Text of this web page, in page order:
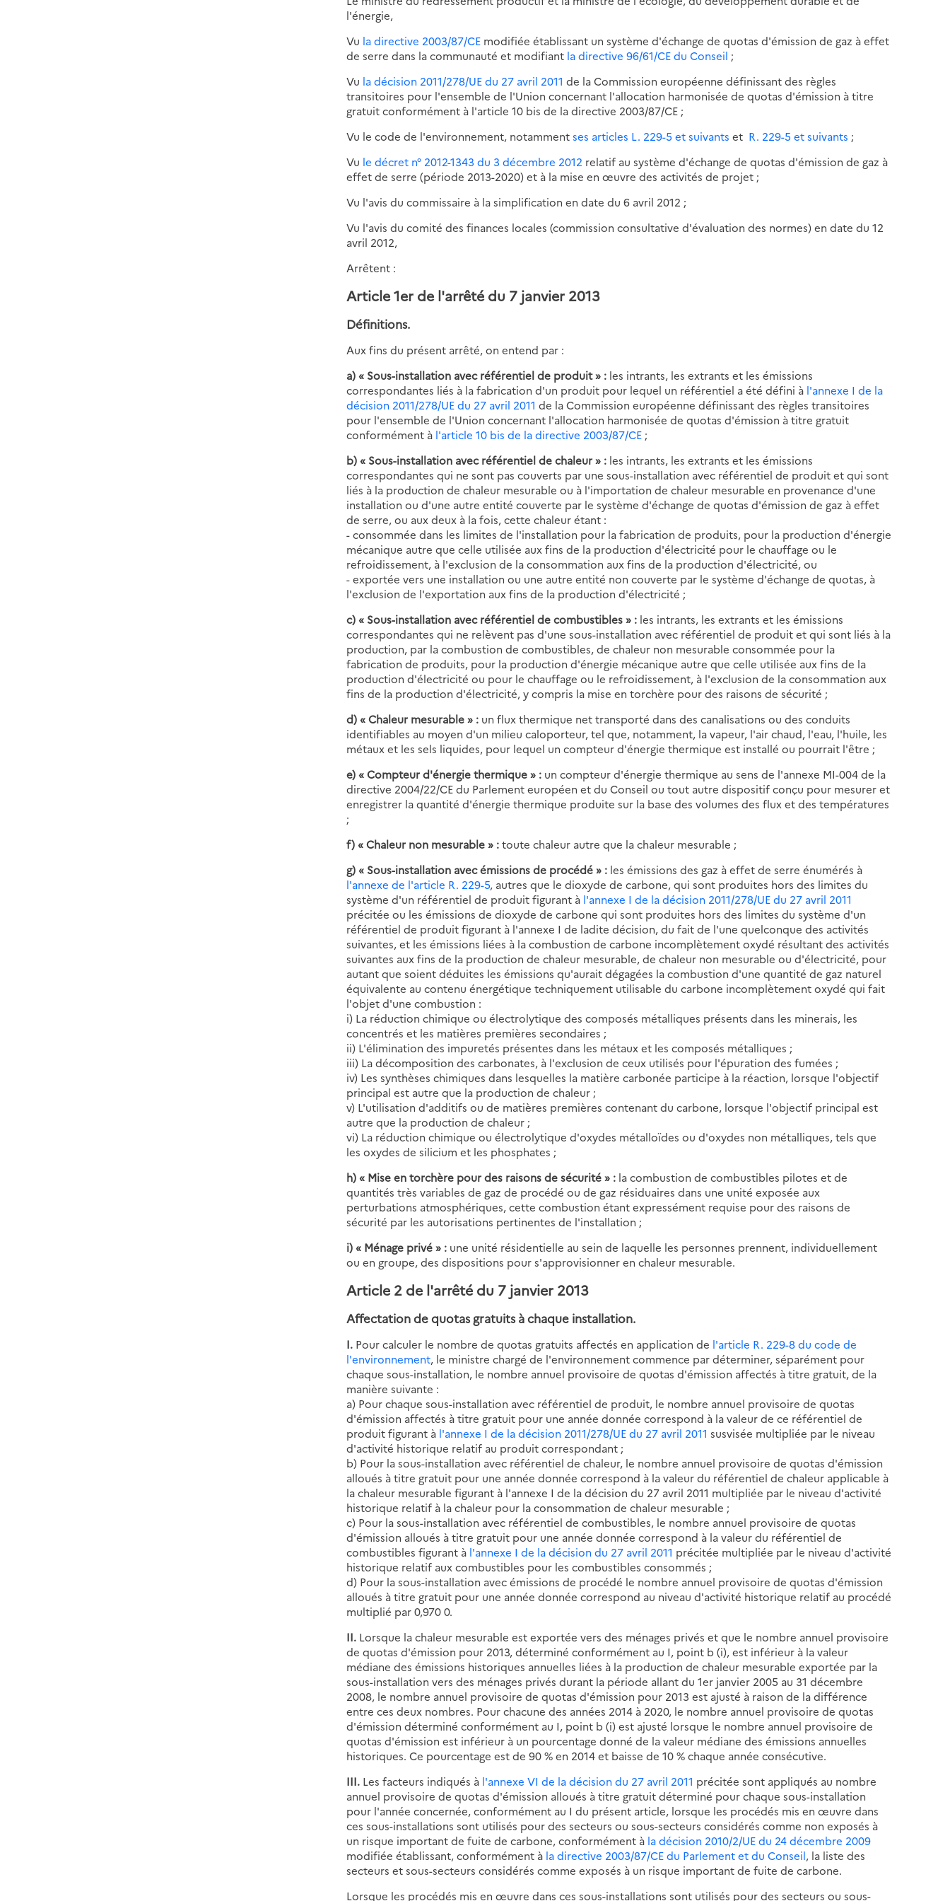
l'énergie,
Vu la directive 2003/87/CE modifiée établissant un système d'échange de quotas d'émission de gaz à effet
de serre dans la communauté et modifiant la directive 96/61/CE du Conseil ;
Vu la décision 2011/278/UE du 27 avril 2011 de la Commission européenne définissant des règles
transitoires pour l'ensemble de l'Union concernant l'allocation harmonisée de quotas d'émission à titre
gratuit conformément à l'article 10 bis de la directive 2003/87/CE ;
Vu le code de l'environnement, notammentses articles L. 229-5 et suivants et R. 229-5 et suivants ;
Vu le décret n° 2012-1343 du 3 décembre 2012 relatif au système d'échange de quotas d'émission de gaz à
effet de serre (période 2013-2020) et à la mise en œuvre des activités de projet ;
Vu l'avis du commissaire à la simplification en date du 6 avril 2012 ;
Vu l'avis du comité des finances locales (commission consultative d'évaluation des normes) en date du 12
avril 2012,
Arrêtent :
Article 1er de l'arrêté du 7 janvier 2013
Définitions.
Aux fins du présent arrêté, on entend par :
a) « Sous-installation avec référentiel de produit » : les intrants, les extrants et les émissions
correspondantes liés à la fabrication d'un produit pour lequel un référentiel a été défini à l'annexe I de la
décision 2011/278/UE du 27 avril 2011 de la Commission européenne définissant des règles transitoires
pour l'ensemble de l'Union concernant l'allocation harmonisée de quotas d'émission à titre gratuit
conformément à l'article 10 bis de la directive 2003/87/CE ;
b) « Sous-installation avec référentiel de chaleur » : les intrants, les extrants et les émissions
correspondantes qui ne sont pas couverts par une sous-installation avec référentiel de produit et qui sont
liés à la production de chaleur mesurable ou à l'importation de chaleur mesurable en provenance d'une
installation ou d'une autre entité couverte par le système d'échange de quotas d'émission de gaz à effet
de serre, ou aux deux à la fois, cette chaleur étant :
- consommée dans les limites de l'installation pour la fabrication de produits, pour la production d'énergie
mécanique autre que celle utilisée aux fins de la production d'électricité pour le chauffage ou le
refroidissement, à l'exclusion de la consommation aux fins de la production d'électricité, ou
- exportée vers une installation ou une autre entité non couverte par le système d'échange de quotas, à
l'exclusion de l'exportation aux fins de la production d'électricité ;
c) « Sous-installation avec référentiel de combustibles » : les intrants, les extrants et les émissions
correspondantes qui ne relèvent pas d'une sous-installation avec référentiel de produit et qui sont liés à la
production, par la combustion de combustibles, de chaleur non mesurable consommée pour la
fabrication de produits, pour la production d'énergie mécanique autre que celle utilisée aux fins de la
production d'électricité ou pour le chauffage ou le refroidissement, à l'exclusion de la consommation aux
fins de la production d'électricité, y compris la mise en torchère pour des raisons de sécurité ;
d) « Chaleur mesurable » : un flux thermique net transporté dans des canalisations ou des conduits
identifiables au moyen d'un milieu caloporteur, tel que, notamment, la vapeur, l'air chaud, l'eau, l'huile, les
métaux et les sels liquides, pour lequel un compteur d'énergie thermique est installé ou pourrait l'être ;
e) « Compteur d'énergie thermique » : un compteur d'énergie thermique au sens de l'annexe MI-004 de la
directive 2004/22/CE du Parlement européen et du Conseil ou tout autre dispositif conçu pour mesurer et
enregistrer la quantité d'énergie thermique produite sur la base des volumes des flux et des températures
;
f) « Chaleur non mesurable » :toute chaleur autre que la chaleur mesurable ;
g) « Sous-installation avec émissions de procédé » : les émissions des gaz à effet de serre énumérés à
l'annexe de l'article R. 229-5, autres que le dioxyde de carbone, qui sont produites hors des limites du
système d'un référentiel de produit figurant à l'annexe I de la décision 2011/278/UE du 27 avril 2011
précitée ou les émissions de dioxyde de carbone qui sont produites hors des limites du système d'un
référentiel de produit figurant à l'annexe I de ladite décision, du fait de l'une quelconque des activités
suivantes, et les émissions liées à la combustion de carbone incomplètement oxydé résultant des activités
suivantes aux fins de la production de chaleur mesurable, de chaleur non mesurable ou d'électricité, pour
autant que soient déduites les émissions qu'aurait dégagées la combustion d'une quantité de gaz naturel
équivalente au contenu énergétique techniquement utilisable du carbone incomplètement oxydé qui fait
l'objet d'une combustion :
i) La réduction chimique ou électrolytique des composés métalliques présents dans les minerais, les
concentrés et les matières premières secondaires ;
ii) L'élimination des impuretés présentes dans les métaux et les composés métalliques ;
iii) La décomposition des carbonates, à l'exclusion de ceux utilisés pour l'épuration des fumées ;
iv) Les synthèses chimiques dans lesquelles la matière carbonée participe à la réaction, lorsque l'objectif
principal est autre que la production de chaleur ;
v) L'utilisation d'additifs ou de matières premières contenant du carbone, lorsque l'objectif principal est
autre que la production de chaleur ;
vi) La réduction chimique ou électrolytique d'oxydes métalloïdes ou d'oxydes non métalliques, tels que
les oxydes de silicium et les phosphates ;
h) « Mise en torchère pour des raisons de sécurité » : la combustion de combustibles pilotes et de
quantités très variables de gaz de procédé ou de gaz résiduaires dans une unité exposée aux
perturbations atmosphériques, cette combustion étant expressément requise pour des raisons de
sécurité par les autorisations pertinentes de l'installation ;
i) « Ménage privé » : une unité résidentielle au sein de laquelle les personnes prennent, individuellement
ou en groupe, des dispositions pour s'approvisionner en chaleur mesurable.
Article 2 de l'arrêté du 7 janvier 2013
Affectation de quotas gratuits à chaque installation.
I. Pour calculer le nombre de quotas gratuits affectés en application de l'article R. 229-8 du code de
l'environnement, le ministre chargé de l'environnement commence par déterminer, séparément pour
chaque sous-installation, le nombre annuel provisoire de quotas d'émission affectés à titre gratuit, de la
manière suivante :
a) Pour chaque sous-installation avec référentiel de produit, le nombre annuel provisoire de quotas
d'émission affectés à titre gratuit pour une année donnée correspond à la valeur de ce référentiel de
produit figurant à l'annexe I de la décision 2011/278/UE du 27 avril 2011 susvisée multipliée par le niveau
d'activité historique relatif au produit correspondant ;
b) Pour la sous-installation avec référentiel de chaleur, le nombre annuel provisoire de quotas d'émission
alloués à titre gratuit pour une année donnée correspond à la valeur du référentiel de chaleur applicable à
la chaleur mesurable figurant à l'annexe I de la décision du 27 avril 2011 multipliée par le niveau d'activité
historique relatif à la chaleur pour la consommation de chaleur mesurable ;
c) Pour la sous-installation avec référentiel de combustibles, le nombre annuel provisoire de quotas
d'émission alloués à titre gratuit pour une année donnée correspond à la valeur du référentiel de
combustibles figurant à l'annexe I de la décision du 27 avril 2011 précitée multipliée par le niveau d'activité
historique relatif aux combustibles pour les combustibles consommés ;
d) Pour la sous-installation avec émissions de procédé le nombre annuel provisoire de quotas d'émission
alloués à titre gratuit pour une année donnée correspond au niveau d'activité historique relatif au procédé
multiplié par 0,970 0.
II. Lorsque la chaleur mesurable est exportée vers des ménages privés et que le nombre annuel provisoire
de quotas d'émission pour 2013, déterminé conformément au I, point b (i), est inférieur à la valeur
médiane des émissions historiques annuelles liées à la production de chaleur mesurable exportée par la
sous-installation vers des ménages privés durant la période allant du 1er janvier 2005 au 31 décembre
2008, le nombre annuel provisoire de quotas d'émission pour 2013 est ajusté à raison de la différence
entre ces deux nombres. Pour chacune des années 2014 à 2020, le nombre annuel provisoire de quotas
d'émission déterminé conformément au I, point b (i) est ajusté lorsque le nombre annuel provisoire de
quotas d'émission est inférieur à un pourcentage donné de la valeur médiane des émissions annuelles
historiques. Ce pourcentage est de 90 % en 2014 et baisse de 10 % chaque année consécutive.
III. Les facteurs indiqués à l'annexe VI de la décision du 27 avril 2011 précitée sont appliqués au nombre
annuel provisoire de quotas d'émission alloués à titre gratuit déterminé pour chaque sous-installation
pour l'année concernée, conformément au I du présent article, lorsque les procédés mis en œuvre dans
ces sous-installations sont utilisés pour des secteurs ou sous-secteurs considérés comme non exposés à
un risque important de fuite de carbone, conformément à la décision 2010/2/UE du 24 décembre 2009
modifiée établissant, conformément à la directive 2003/87/CE du Parlement et du Conseil, la liste des
secteurs et sous-secteurs considérés comme exposés à un risque important de fuite de carbone.
Lorsque les procédés mis en œuvre dans ces sous-installations sont utilisés pour des secteurs ou sous-